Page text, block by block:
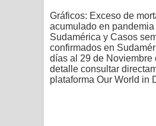
Gráficos: Exceso de
acumulado en
Sudamérica y Casos
confirmados en
días al 29 de Noviembre
detalle consultar
plataforma Our World in